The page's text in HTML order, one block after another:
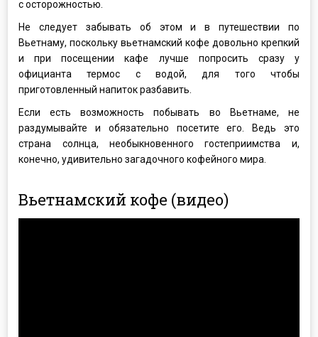
с осторожностью.
Не следует забывать об этом и в путешествии по
Вьетнаму, поскольку вьетнамский кофе довольно крепкий
и при посещении кафе лучше попросить сразу у
официанта термос с водой, для того чтобы
приготовленный напиток разбавить.
Если есть возможность побывать во Вьетнаме, не
раздумывайте и обязательно посетите его. Ведь это
страна солнца, необыкновенного гостеприимства и,
конечно, удивительно загадочного кофейного мира.
Вьетнамский кофе (видео)